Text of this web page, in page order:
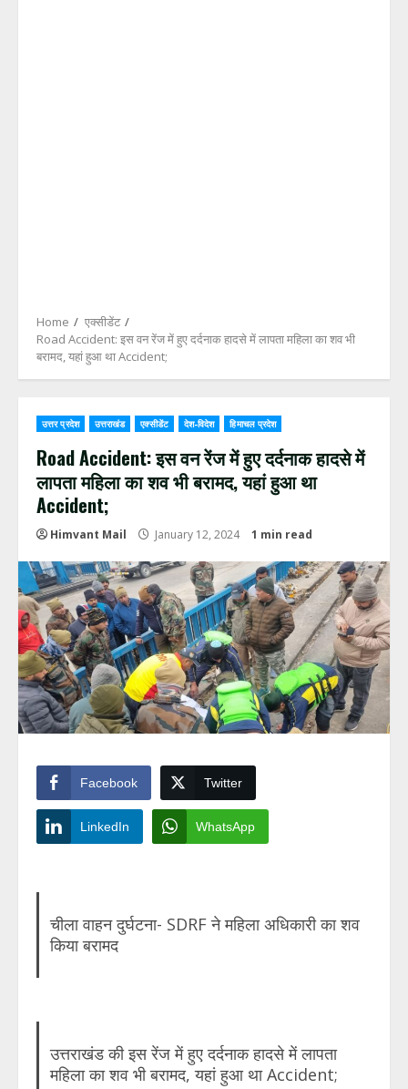
Home
एक्सीडेंट
Road Accident: इस वन रेंज में हुए दर्दनाक हादसे में लापता महिला का शव भी
बरामद, यहां हुआ था Accident;
उत्तर प्रदेश उत्तराखंड एक्सीडेंट देश-विदेश हिमाचल प्रदेश
Road Accident: इस वन रेंज में हुए दर्दनाक हादसे में
लापता महिला का शव भी बरामद, यहां हुआ था
Accident;
Himvant Mail January 12, 2024 1 min read
Facebook Twitter
LinkedIn WhatsApp
चीला वाहन दुर्घटना- SDRF ने महिला अधिकारी का शव
किया बरामद
उत्तराखंड की इस रेंज में हुए दर्दनाक हादसे में लापता
महिला का शव भी बरामद, यहां हुआ था Accident;